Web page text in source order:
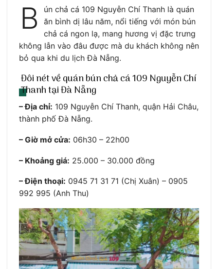
B
ún chả cá 109 Nguyễn Chí Thanh là quán
ăn bình dị lâu năm, nổi tiếng với món bún
chả cá ngon lạ, mang hương vị đặc trưng
không lẫn vào đâu được mà du khách không nên
bỏ qua khi du lịch Đà Nẵng.
Đôi nét về quán bún chả cá 109 Nguyễn Chí
Thanh tại Đà Nẵng
– Địa chỉ: 109 Nguyễn Chí Thanh, quận Hải Châu,
thành phố Đà Nẵng.
– Giờ mở cửa: 06h30 – 22h00
– Khoảng giá: 25.000 – 30.000 đồng
– Điện thoại: 0945 71 31 71 (Chị Xuân) – 0905
992 995 (Anh Thu)